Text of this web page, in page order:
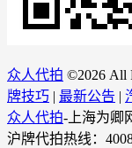
众人代拍 ©2026 All
牌技巧 | 最新公告 |
众人代拍-上海为卿
沪牌代拍热线：